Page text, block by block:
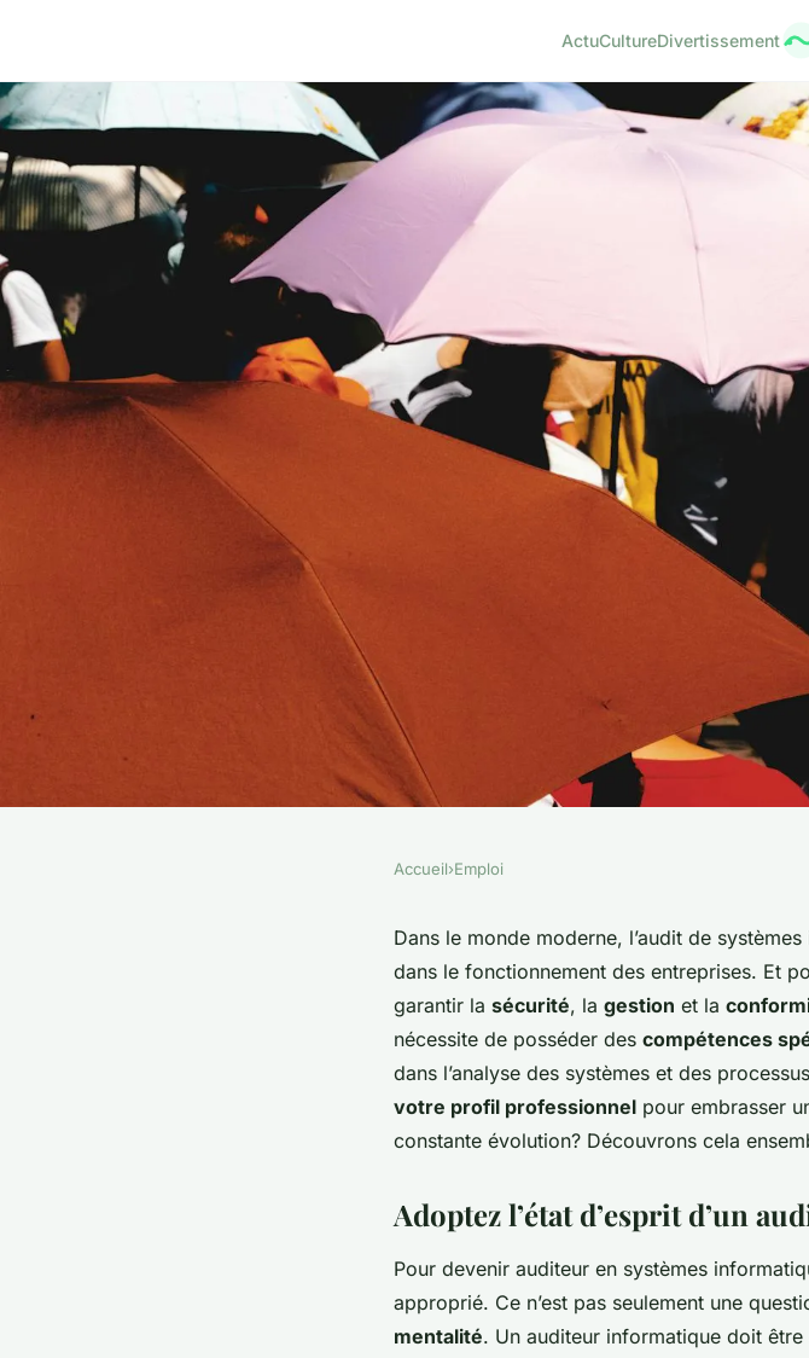
ActuCultureDivertissement
Comment optimiser votre
professionnel pour une
l'audit de systèmes
Accueil›Emploi
Dans le monde moderne, l’audit de
dans le fonctionnement des entreprises. Et
garantir la sécurité, la gestion et la
nécessite de posséder des compétences
dans l’analyse des systèmes et des
votre profil professionnel pour embrasser
constante évolution? Découvrons cela
Adoptez l’état d’esprit d’un
Pour devenir auditeur en systèmes
approprié. Ce n’est pas seulement une
mentalité. Un auditeur informatique doit